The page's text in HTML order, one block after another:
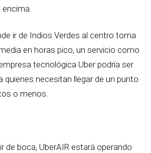
encima.
ir de Indios Verdes al centro toma
en horas pico, un servicio como
tecnológica Uber podría ser
quienes necesitan llegar de un punto
o menos.
de boca, UberAIR estará operando